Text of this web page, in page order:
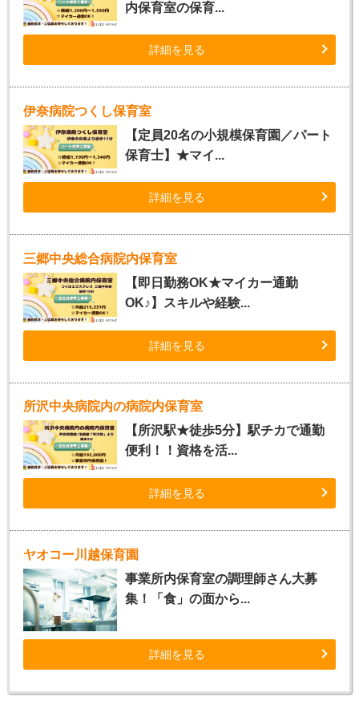
内保育室の保育...
詳細を見る
伊奈病院つくし保育室
【定員20名の小規模保育園／パート
保育士】★マイ...
詳細を見る
三郷中央総合病院内保育室
【即日勤務OK★マイカー通勤
OK♪】スキルや経験...
詳細を見る
所沢中央病院内の病院内保育室
【所沢駅★徒歩5分】駅チカで通勤
便利！！資格を活...
詳細を見る
ヤオコー川越保育園
事業所内保育室の調理師さん大募
集！「食」の面から...
詳細を見る